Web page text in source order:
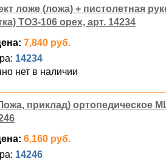
ложе (ложа) + пистолетная
ТОЗ-106 орех, арт. 14234
7,840 руб.
14234
нет в наличии
приклад) ортопедическое
6,160 руб.
14246